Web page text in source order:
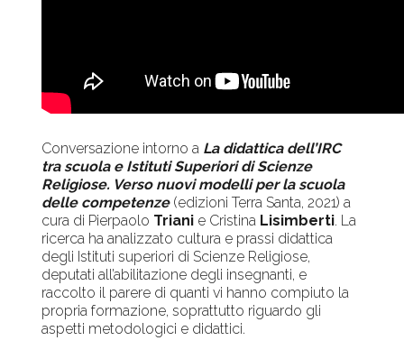
Conversazione intorno a La didattica dell’IRC
tra scuola e Istituti Superiori di Scienze
Religiose. Verso nuovi modelli per la scuola
delle competenze (edizioni Terra Santa, 2021) a
cura di Pierpaolo Triani e Cristina Lisimberti. La
ricerca ha analizzato cultura e prassi didattica
degli Istituti superiori di Scienze Religiose,
deputati all’abilitazione degli insegnanti, e
raccolto il parere di quanti vi hanno compiuto la
propria formazione, soprattutto riguardo gli
aspetti metodologici e didattici.